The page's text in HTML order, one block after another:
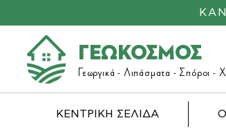
ΓΕΩΚΟΣΜΟΣ
Γεωργικά - Λιπάσματα - Σπόροι -
ΚΕΝΤΡΙΚΗ ΣΕΛΙΔΑ